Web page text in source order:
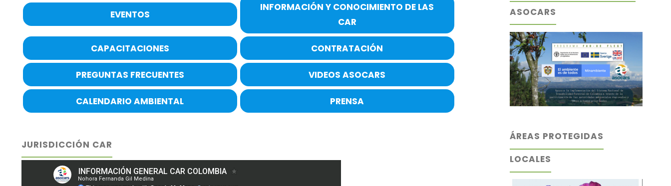
EVENTOS
INFORMACIÓN Y CONOCIMIENTO DE LAS
CAR
CAPACITACIONES CONTRATACIÓN
PREGUNTAS FRECUENTES VIDEOS ASOCARS
CALENDARIO AMBIENTAL PRENSA
JURISDICCIÓN CAR
ASOCARS
ÁREAS PROTEGIDAS
LOCALES